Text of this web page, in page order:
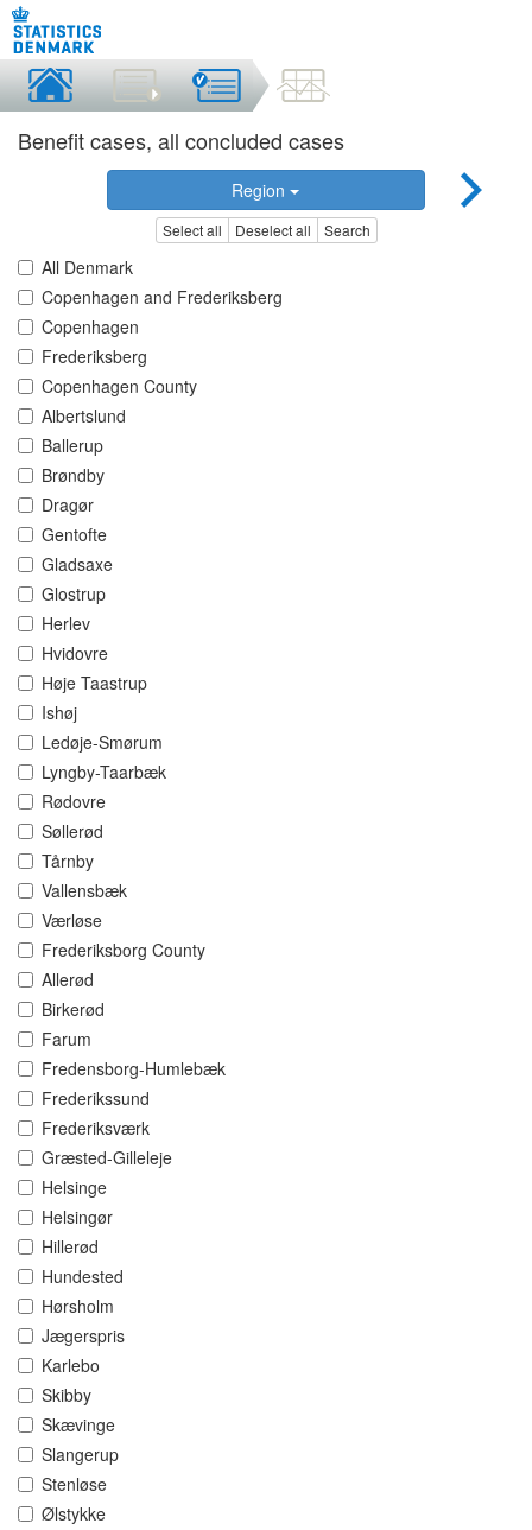
Benefit cases, all concluded cases
Region
Select all Deselect all Search
All Denmark
Copenhagen and Frederiksberg
Copenhagen
Frederiksberg
Copenhagen County
Albertslund
Ballerup
Brøndby
Dragør
Gentofte
Gladsaxe
Glostrup
Herlev
Hvidovre
Høje Taastrup
Ishøj
Ledøje-Smørum
Lyngby-Taarbæk
Rødovre
Søllerød
Tårnby
Vallensbæk
Værløse
Frederiksborg County
Allerød
Birkerød
Farum
Fredensborg-Humlebæk
Frederikssund
Frederiksværk
Græsted-Gilleleje
Helsinge
Helsingør
Hillerød
Hundested
Hørsholm
Jægerspris
Karlebo
Skibby
Skævinge
Slangerup
Stenløse
Ølstykke